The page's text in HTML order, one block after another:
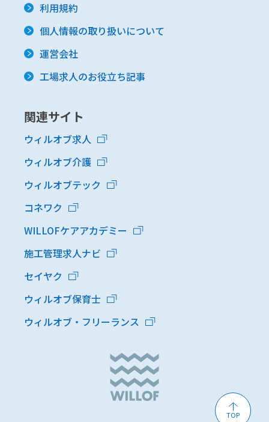
TOP
利用規約
個人情報の取り扱いについて
運営会社
工場求人のお役立ち記事
関連サイト
ウィルオブ求人
ウィルオブ介護
ウィルオブテック
コネワク
WILLOFケアアカデミー
施工管理求人ナビ
セイヤク
ウィルオブ保育士
ウィルオブ・フリーランス